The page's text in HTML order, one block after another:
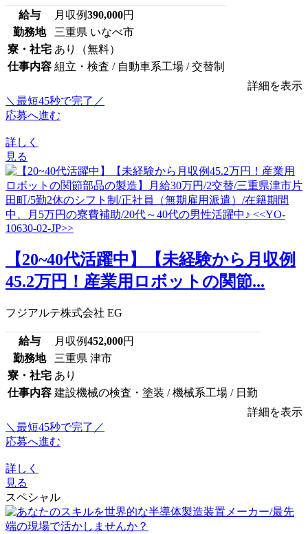
給与 月収例390,000円
勤務地
三重県 いなべ市
寮・社宅 あり（無料）
仕事内容 組立・検査 / 自動車系工場 / 交替制
詳細を表示
＼最短45秒で完了／
応募へ進む
詳しく
見る
【20~40代活躍中】【未経験から月収例
45.2万円！産業用ロボットの関節...
フジアルテ株式会社 EG
給与 月収例452,000円
勤務地
三重県 津市
寮・社宅 あり
仕事内容 建設機械の検査・塗装 / 機械系工場 / 日勤
詳細を表示
＼最短45秒で完了／
応募へ進む
詳しく
見る
スペシャル